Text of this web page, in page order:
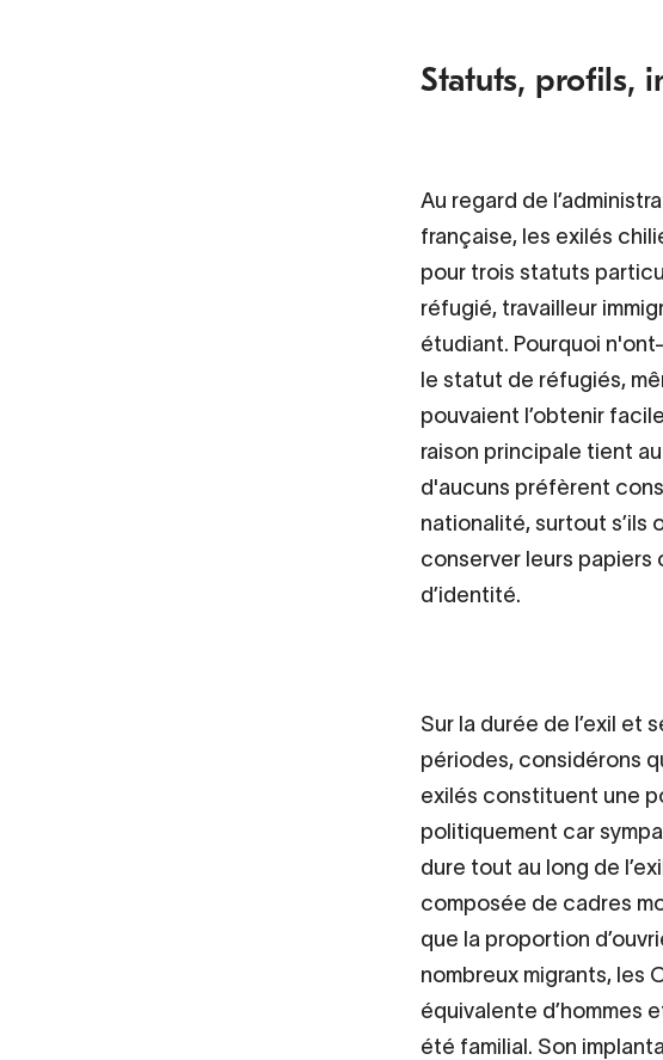
Statuts, profils,
Au regard de
française, les exilés
pour trois statuts
réfugié, travailleur
étudiant. Pourquoi
le statut de réfugiés,
pouvaient l’obtenir
raison principale tient
d'aucuns préfèrent
nationalité, surtout s’ils
conserver leurs papiers
d’identité.
Sur la durée de l’exil et
périodes, considérons
exilés constituent une
politiquement car
dure tout au long de
composée de cadres
que la proportion
nombreux migrants, les
équivalente d’hommes
été familial. Son